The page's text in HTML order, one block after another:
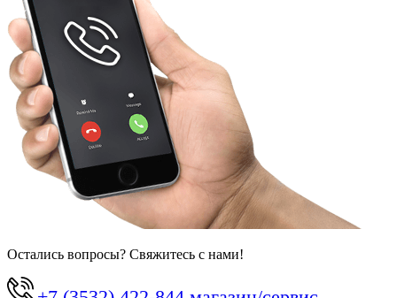
Остались вопросы? Свяжитесь с нами!